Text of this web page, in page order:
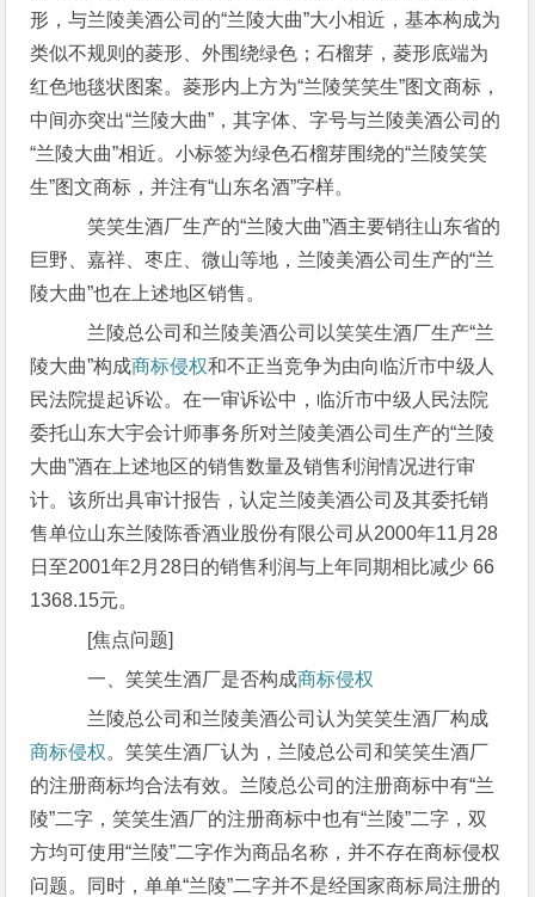
形，与兰陵美酒公司的“兰陵大曲”大小相近，基本构成为
类似不规则的菱形、外围绕绿色；石榴芽，菱形底端为
红色地毯状图案。菱形内上方为“兰陵笑笑生”图文商标，
中间亦突出“兰陵大曲”，其字体、字号与兰陵美酒公司的
“兰陵大曲”相近。小标签为绿色石榴芽围绕的“兰陵笑笑
生”图文商标，并注有“山东名酒”字样。
笑笑生酒厂生产的“兰陵大曲”酒主要销往山东省的
巨野、嘉祥、枣庄、微山等地，兰陵美酒公司生产的“兰
陵大曲”也在上述地区销售。
兰陵总公司和兰陵美酒公司以笑笑生酒厂生产“兰
陵大曲”构成商标侵权和不正当竞争为由向临沂市中级人
民法院提起诉讼。在一审诉讼中，临沂市中级人民法院
委托山东大宇会计师事务所对兰陵美酒公司生产的“兰陵
大曲”酒在上述地区的销售数量及销售利润情况进行审
计。该所出具审计报告，认定兰陵美酒公司及其委托销
售单位山东兰陵陈香酒业股份有限公司从2000年11月28
日至2001年2月28日的销售利润与上年同期相比减少 66
1368.15元。
[焦点问题]
一、笑笑生酒厂是否构成商标侵权
兰陵总公司和兰陵美酒公司认为笑笑生酒厂构成
商标侵权。笑笑生酒厂认为，兰陵总公司和笑笑生酒厂
的注册商标均合法有效。兰陵总公司的注册商标中有“兰
陵”二字，笑笑生酒厂的注册商标中也有“兰陵”二字，双
方均可使用“兰陵”二字作为商品名称，并不存在商标侵权
问题。同时，单单“兰陵”二字并不是经国家商标局注册的